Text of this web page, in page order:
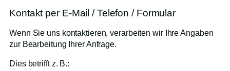
Kontakt per E-Mail / Telefon / Formular
Wenn Sie uns kontaktieren, verarbeiten wir Ihre Angaben
zur Bearbeitung Ihrer Anfrage.
Dies betrifft z. B.: